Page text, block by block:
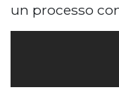
un processo